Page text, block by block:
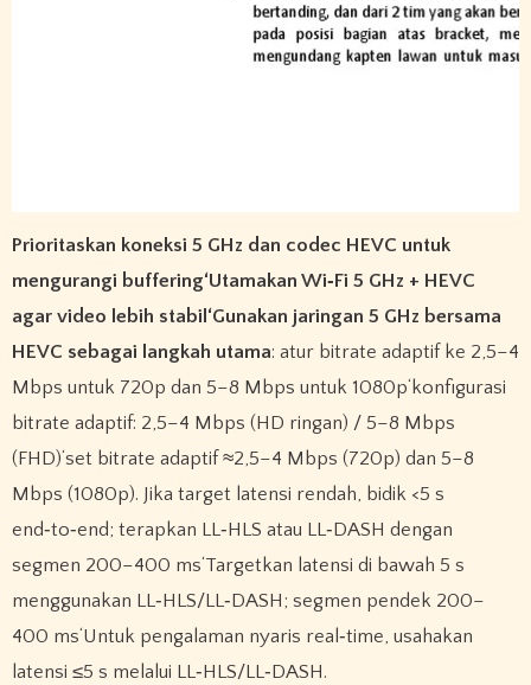
Prioritaskan koneksi 5 GHz dan codec HEVC untuk
mengurangi buffering‘Utamakan Wi‑Fi 5 GHz + HEVC
agar video lebih stabil‘Gunakan jaringan 5 GHz bersama
HEVC sebagai langkah utama: atur bitrate adaptif ke 2,5–4
Mbps untuk 720p dan 5–8 Mbps untuk 1080p‘konfigurasi
bitrate adaptif: 2,5–4 Mbps (HD ringan) / 5–8 Mbps
(FHD)‘set bitrate adaptif ≈2,5–4 Mbps (720p) dan 5–8
Mbps (1080p). Jika target latensi rendah, bidik <5 s
end‑to‑end; terapkan LL‑HLS atau LL‑DASH dengan
segmen 200–400 ms‘Targetkan latensi di bawah 5 s
menggunakan LL‑HLS/LL‑DASH; segmen pendek 200–
400 ms‘Untuk pengalaman nyaris real‑time, usahakan
latensi ≤5 s melalui LL‑HLS/LL‑DASH.